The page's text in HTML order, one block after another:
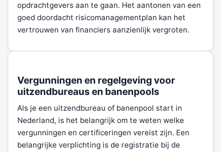
opdrachtgevers aan te gaan. Het aantonen van een
goed doordacht risicomanagementplan kan het
vertrouwen van financiers aanzienlijk vergroten.
Vergunningen en regelgeving voor
uitzendbureaus en banenpools
Als je een uitzendbureau of banenpool start in
Nederland, is het belangrijk om te weten welke
vergunningen en certificeringen vereist zijn. Een
belangrijke verplichting is de registratie bij de